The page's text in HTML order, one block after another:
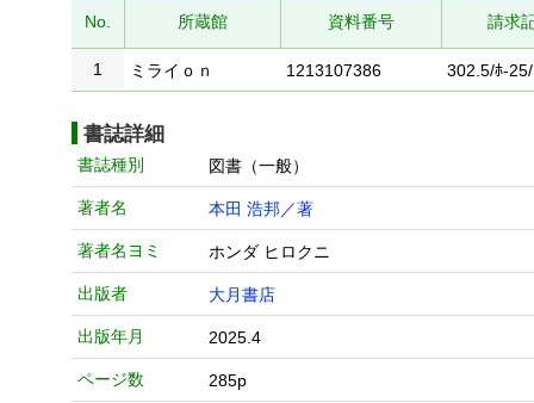
No. 所蔵館 資料番号 請求
1 ミライｏｎ 1213107386 302.5/ﾎ-25/
書誌詳細
書誌種別 図書（一般）
著者名 本田 浩邦／著
著者名ヨミ ホンダ ヒロクニ
出版者 大月書店
出版年月 2025.4
ページ数 285p